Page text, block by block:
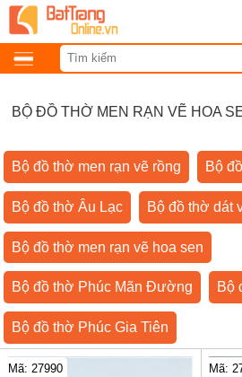
BỘ ĐỒ THỜ MEN RẠN VẼ HOA
Bộ đồ thờ men rạn vẽ rồng Bộ
Bộ đồ thờ Âu Lạc Bộ đồ thờ dát
Bộ đồ thờ men rạn vẽ hoa sen
Bộ đồ thờ Phúc Mãn Đường Bộ
Bộ đồ thờ Phúc Gia Tiên
Mã: 27990 Mã: